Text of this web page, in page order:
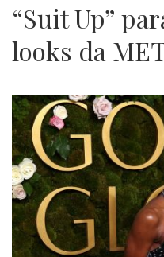
“Suit Up”
looks da